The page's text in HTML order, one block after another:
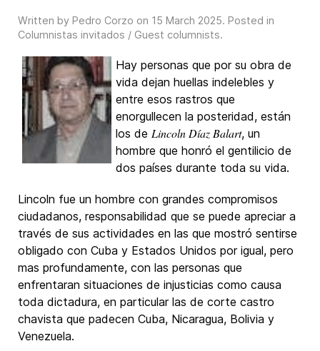
Written by Pedro Corzo on 15 March 2025. Posted in
Columnistas invitados / Guest columnists.
Hay personas que por su obra de
vida dejan huellas indelebles y
entre esos rastros que
enorgullecen la posteridad, están
los de Lincoln Díaz Balart, un
hombre que honró el gentilicio de
dos países durante toda su vida.
Lincoln fue un hombre con grandes compromisos
ciudadanos, responsabilidad que se puede apreciar a
través de sus actividades en las que mostró sentirse
obligado con Cuba y Estados Unidos por igual, pero
mas profundamente, con las personas que
enfrentaran situaciones de injusticias como causa
toda dictadura, en particular las de corte castro
chavista que padecen Cuba, Nicaragua, Bolivia y
Venezuela.